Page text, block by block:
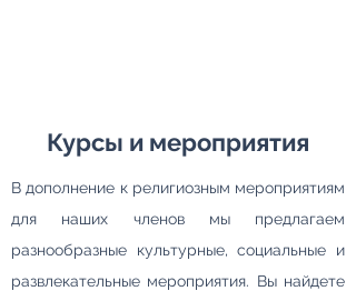
Курсы и мероприятия
В дополнение к религиозным мероприятиям
для наших членов мы предлагаем
разнообразные культурные, социальные и
развлекательные мероприятия. Вы найдете